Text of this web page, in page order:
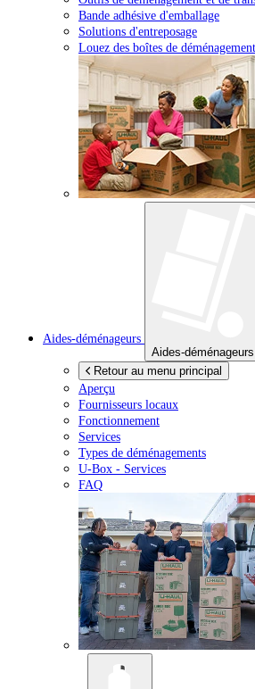
Bande adhésive d'emballage
Solutions d'entreposage
Louez des boîtes de
Aides-déménageurs
Aides-déménageurs
Retour au menu principal
Aperçu
Fournisseurs locaux
Fonctionnement
Services
Types de déménagements
U-Box - Services
FAQ